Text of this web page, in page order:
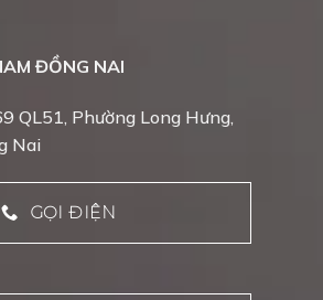
ĐỒNG NAI
QL51, Phường Long Hưng,
Nai
GỌI ĐIỆN